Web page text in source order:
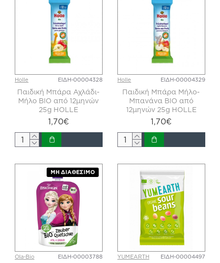
Holle ΕΙΔΗ-00004328
Παιδική Μπάρα Αχλάδι-
Μήλο ΒΙΟ από 12μηνών
25g HOLLE
1,70€
Holle ΕΙΔΗ-00004329
Παιδική Μπάρα Μήλο-
Μπανάνα ΒΙΟ από
12μηνών 25g HOLLE
1,70€
ΜΗ ΔΙΑΘΈΣΙΜΟ
Ola-Bio ΕΙΔΗ-00003788 YUMEARTH ΕΙΔΗ-00004497